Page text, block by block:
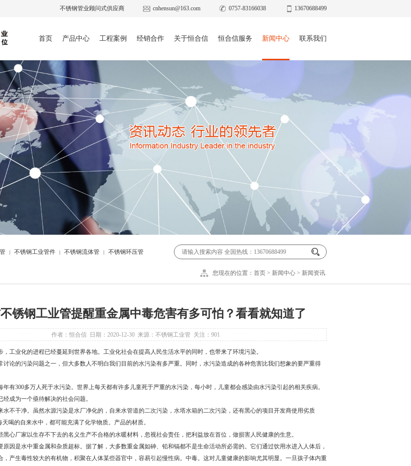
不锈钢管业顾问式供应商 cnhensun@163.com 0757-83166038 13670688499
首页 产品中心 工程案例 经销合作 关于恒合信 恒合信服务 新闻中心 联系我们
| 不锈钢工业管件 | 不锈钢流体管 | 不锈钢环压管
您现在的位置： 首页 > 新闻中心 > 新闻资讯
锈钢工业管提醒重金属中毒危害有多可怕？看看就知道了
作者：恒合信 日期：2020-12-30 来源：不锈钢工业管 关注： 901
工业化的进程已经蔓延到世界各地。工业化社会在提高人民生活水平的同时，也带来了环境污染。
的污染问题之一，但大多数人不明白我们目前的水污染有多严重。同时，水污染造成的各种危害比我们想象的要严重得
年有300多万人死于水污染。世界上每天都有许多儿童死于严重的水污染，每小时，儿童都会感染由水污染引起的相关疾病。
成为一个亟待解决的社会问题。
干净。虽然水源污染是水厂净化的，自来水管道的二次污染，水塔水箱的二次污染，还有黑心的项目开发商使用劣质
天喝的自来水中，都可能充满了化学物质。产品的材质。
厂家以生存不下去的名义生产不合格的水暖材料，忽视社会责任，把利益放在首位，做损害人民健康的生意。
是水中重金属和杂质超标。据了解，大多数重金属如砷、铅和镉都不是生命活动所必需的。它们通过饮用水进入人体后，
，产生毒性较大的有机物，积聚在人体某些器官中，容易引起慢性病。中毒。这对儿童健康的影响尤其明显。一旦孩子体内重